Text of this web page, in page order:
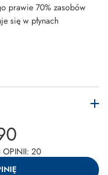
prawie 70% zasobów
się w płynach
OPINII: 20